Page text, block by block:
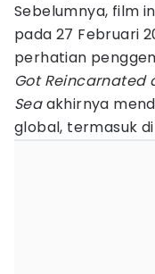
Sebelumnya, film
pada 27 Februari
perhatian
Got Reincarnated
Seaakhirnya
global, termasuk